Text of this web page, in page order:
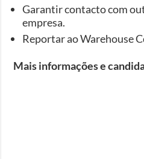
Garantir contacto com
empresa.
Reportar ao Warehouse
Mais informações e